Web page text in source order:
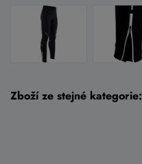
Zboží ze stejné kategorie: